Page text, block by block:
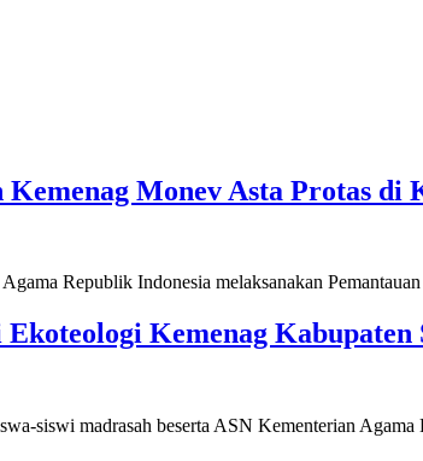
Monev Asta Protas di
Republik Indonesia melaksanakan
Kemenag
siswi madrasah beserta ASN Kementerian